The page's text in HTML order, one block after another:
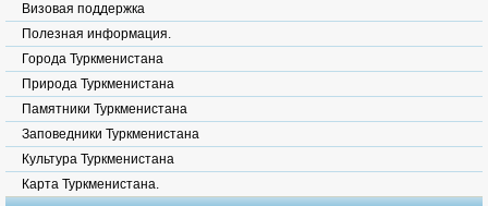
Визовая поддержка
Полезная информация.
Города Туркменистана
Природа Туркменистана
Памятники Туркменистана
Заповедники Туркменистана
Культура Туркменистана
Карта Туркменистана.